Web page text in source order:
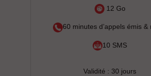
12 Go
60 minutes d’appels émis &
10 SMS
Validité : 30 jours